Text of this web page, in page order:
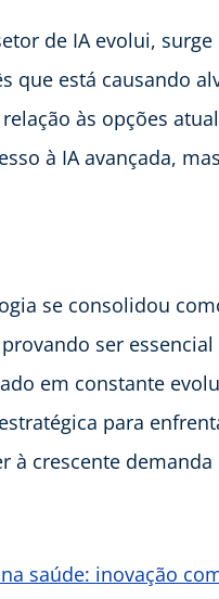
de IA evolui,
que está causando
às opções
à IA avançada,
se consolidou
ser
em constante
para
à crescente
saúde: inovação